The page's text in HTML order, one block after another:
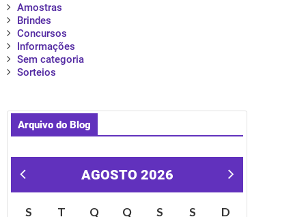
Amostras
Brindes
Concursos
Informações
Sem categoria
Sorteios
Arquivo do Blog
AGOSTO 2026
S T Q Q S S D
« mar